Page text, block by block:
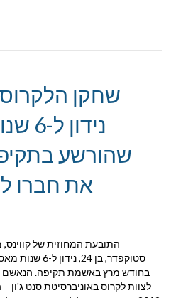
שחקן
שהורשע
את חברו
התובעת המחוזית של קווינס,
סטוקפדר, בן
בחודש מרץ באשמת תקיפה. הנאשם
לצוות לקרוס באוניברסיטת סנט ג'ון